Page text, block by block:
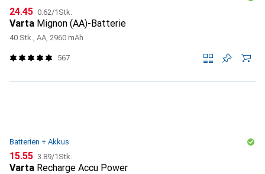
CHF
24.45 CHF
0.62/1Stk.
Varta Mignon (AA)-Batterie
40 Stk., AA, 2960 mAh
567
Batterien + Akkus
CHF
15.55 CHF
3.89/1Stk.
Varta Recharge Accu Power